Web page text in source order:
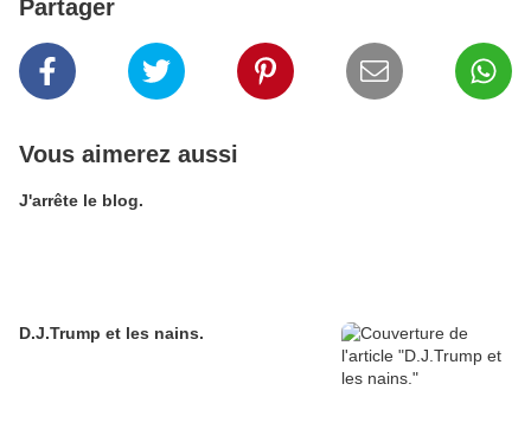
Partager
Vous aimerez aussi
J'arrête le blog.
D.J.Trump et les nains.